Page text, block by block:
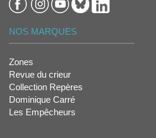
NOS MARQUES
Zones
Revue du crieur
Collection Repères
Dominique Carré
Les Empêcheurs